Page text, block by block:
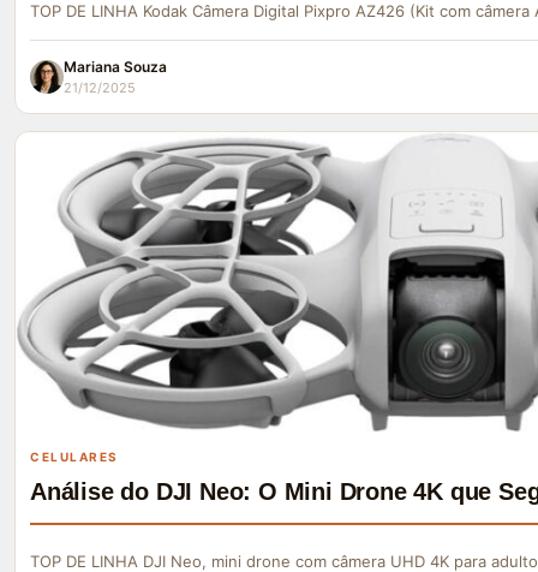
TOP DE LINHA Kodak Câmera Digital Pixpro AZ426 (Kit com
Mariana Souza
21/12/2025
CELULARES
Análise do DJI Neo: O Mini Drone 4K que
TOP DE LINHA DJI Neo, mini drone com câmera UHD 4K para